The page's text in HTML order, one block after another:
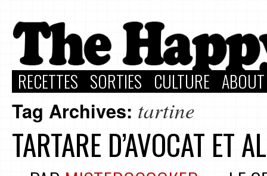
RECETTES SORTIES CULTURE
Tag Archives: tartine
TARTARE D’AVOCAT ET